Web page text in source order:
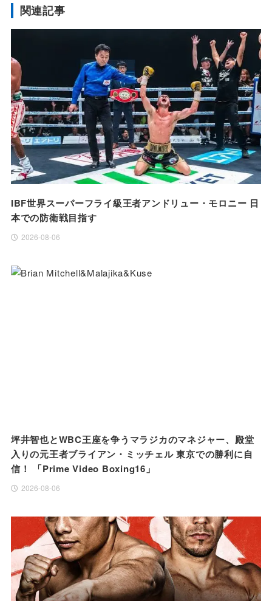
関連記事
IBF世界スーパーフライ級王者アンドリュー・モロニー 日
本での防衛戦目指す
2026-08-06
坪井智也とWBC王座を争うマラジカのマネジャー、殿堂
入りの元王者ブライアン・ミッチェル 東京での勝利に自
信！ 「Prime Video Boxing16」
2026-08-06